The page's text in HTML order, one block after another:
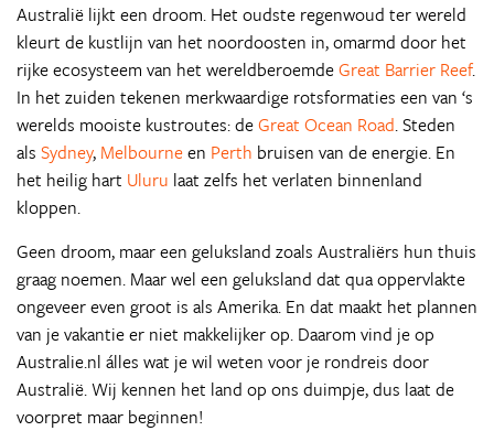
Australië lijkt een droom. Het oudste regenwoud ter wereld
kleurt de kustlijn van het noordoosten in, omarmd door het
rijke ecosysteem van het wereldberoemdeGreat Barrier Reef.
In het zuiden tekenen merkwaardige rotsformaties een van ‘s
werelds mooiste kustroutes: deGreat Ocean Road. Steden
als Sydney, Melbourneen Perth bruisen van de energie. En
het heilig hart Uluru laat zelfs het verlaten binnenland
kloppen.
Geen droom, maar een geluksland zoals Australiërs hun thuis
graag noemen. Maar wel een geluksland dat qua oppervlakte
ongeveer even groot is als Amerika. En dat maakt het plannen
van je vakantie er niet makkelijker op. Daarom vind je op
Australie.nl álles wat je wil weten voor je rondreis door
Australië. Wij kennen het land op ons duimpje, dus laat de
voorpret maar beginnen!